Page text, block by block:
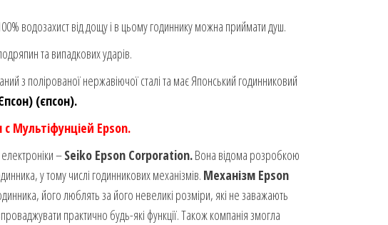
водозахист від дощу і в цьому годиннику можна приймати душ.
та випадкових ударів.
з полірованої нержавіючої сталі та має Японський годинниковий
(єпсон).
Мультіфунціей Epson.
–Seiko Epson Corporation.Вона відома розробкою
у тому числі годинникових механізмів. Механізм Epson
його люблять за його невеликі розміри, які не заважають
практично будь-які функції. Також компанія змогла